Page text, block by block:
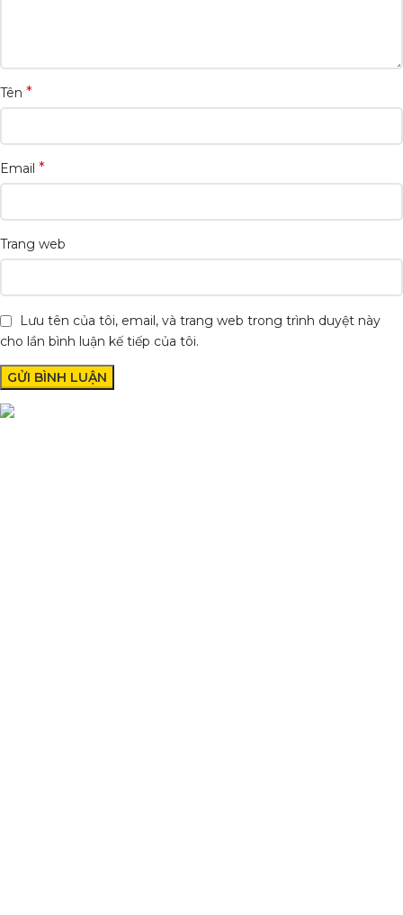
Tên *
Email *
Trang web
Lưu tên của tôi, email, và trang web trong trình duyệt này
cho lần bình luận kế tiếp của tôi.